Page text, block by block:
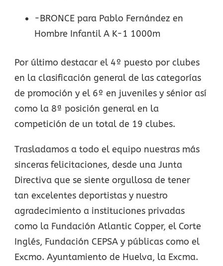
-BRONCE para Pablo Fernández en
Hombre Infantil A K-1 1000m
Por último destacar el 4º puesto por clubes
en la clasificación general de las categorías
de promoción y el 6º en juveniles y sénior así
como la 8ª posición general en la
competición de un total de 19 clubes.
Trasladamos a todo el equipo nuestras más
sinceras felicitaciones, desde una Junta
Directiva que se siente orgullosa de tener
tan excelentes deportistas y nuestro
agradecimiento a instituciones privadas
como la Fundación Atlantic Copper, el Corte
Inglés, Fundación CEPSA y públicas como el
Excmo. Ayuntamiento de Huelva, la Excma.